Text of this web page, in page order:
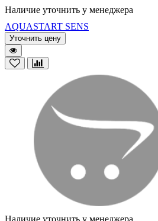
Наличие уточнить у менеджера
AQUASTART SENS
Уточнить цену
Наличие уточнить у менеджера